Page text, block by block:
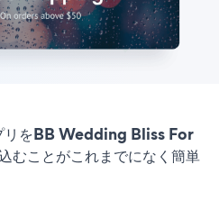
をBB Wedding Bliss For
ことがこれまでになく簡単